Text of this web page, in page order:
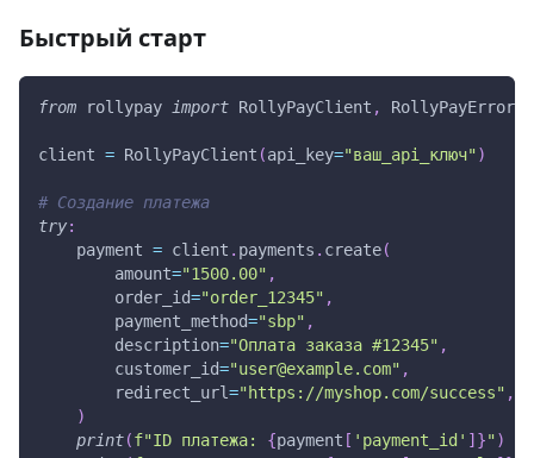
Быстрый старт
from rollypay import RollyPayClient , RollyPayError
client = RollyPayClient (api_key="ваш_api_ключ" )
# Создание платежа
try:
    payment
= client . payments . create(
        amount
="1500.00" ,
        order_id
="order_12345" ,
        payment_method
="sbp" ,
        description
="Оплата заказа #12345" ,
        customer_id
="user@example.com" ,
        redirect_url
="https://myshop.com/success" ,
)
print(f"ID платежа: {payment [ 'payment_id' ] }" )